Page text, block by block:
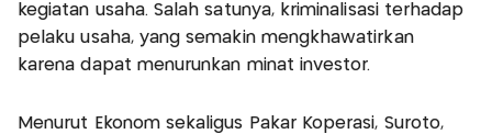
kegiatan usaha. Salah satunya, kriminalisasi terhadap
pelaku usaha, yang semakin mengkhawatirkan
karena dapat menurunkan minat investor.
Menurut Ekonom sekaligus Pakar Koperasi, Suroto,